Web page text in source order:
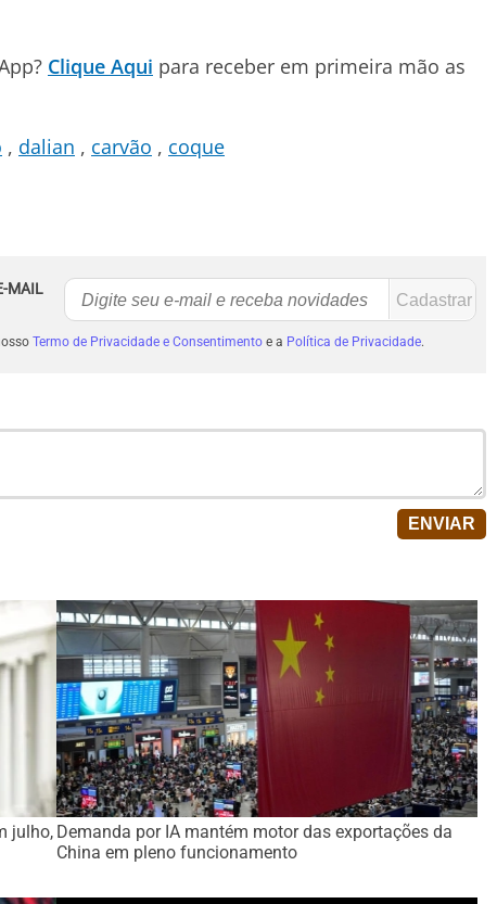
Clique Aqui para receber em primeira mão as
dalian carvão
coque
MAIL
Termo de Privacidade e Consentimentoe a Política de Privacidade.
julho, Demanda por IA mantém motor das exportações da
China em pleno funcionamento